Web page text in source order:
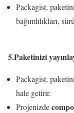
Packagist,
bağımlılıkları,
5.Paketinizi
Packagist,
hale getirir.
Projenizde